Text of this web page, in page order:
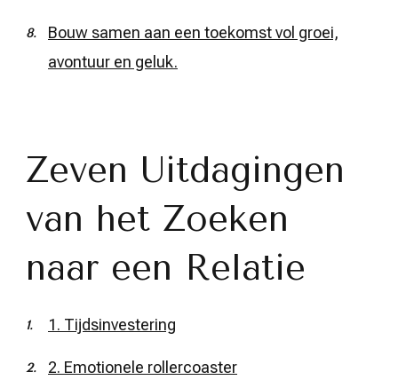
Bouw samen aan een toekomst vol groei,
avontuur en geluk.
Zeven Uitdagingen
van het Zoeken
naar een Relatie
1. Tijdsinvestering
2. Emotionele rollercoaster